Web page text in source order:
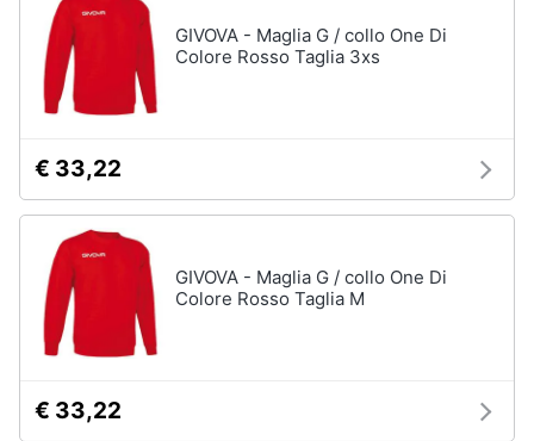
GIVOVA - Maglia G / collo One Di
Colore Rosso Taglia 3xs
€ 33,22
GIVOVA - Maglia G / collo One Di
Colore Rosso Taglia M
€ 33,22